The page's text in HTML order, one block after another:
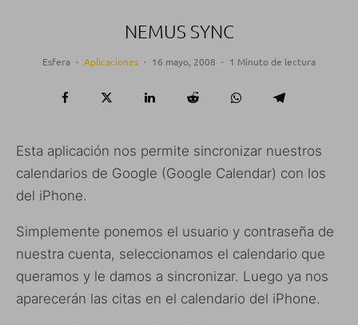
NEMUS SYNC
Esfera · Aplicaciones · 16 mayo, 2008 · 1 Minuto de lectura
Esta aplicación nos permite sincronizar nuestros
calendarios de Google (Google Calendar) con los
del iPhone.
Simplemente ponemos el usuario y contraseña de
nuestra cuenta, seleccionamos el calendario que
queramos y le damos a sincronizar. Luego ya nos
aparecerán las citas en el calendario del iPhone.